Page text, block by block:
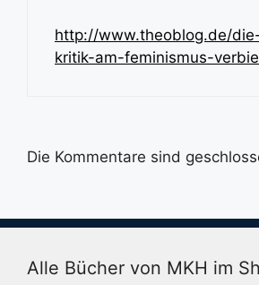
http://www.theoblog.de/
kritik-am-feminismus-
Die Kommentare sind
Alle Bücher von MKH im